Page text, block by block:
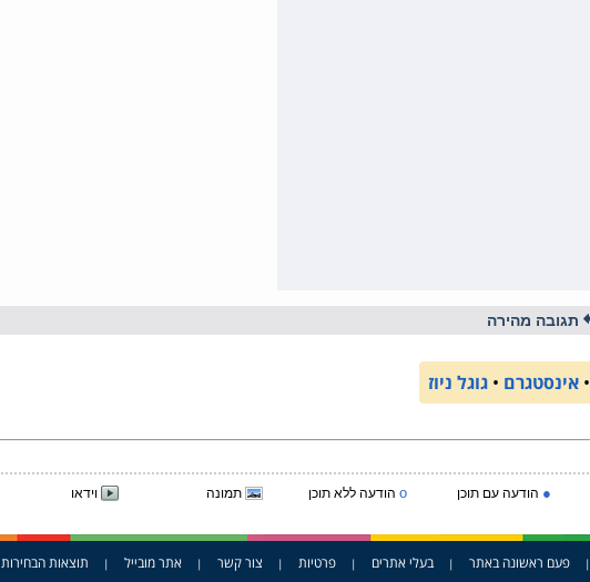
תגובה מהירה
• אינסטגרם • גוגל ניוז
● הודעה עם תוכן o הודעה ללא תוכן תמונה וידאו
| פעם ראשונה באתר | בעלי אתרים | פרטיות | צור קשר | אתר מובייל | תוצאות הבחירות